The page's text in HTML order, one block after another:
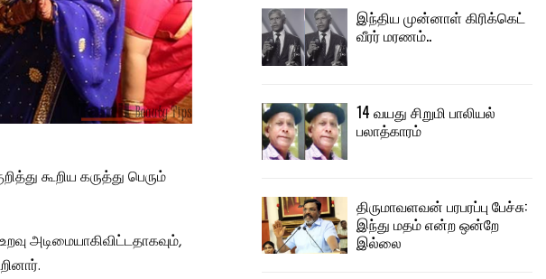
கூறிய கருத்து பெரும்
அடிமையாகிவிட்டதாகவும்,
இந்திய முன்னாள் கிரிக்கெட்
வீரர் மரணம்..
14 வயது சிறுமி பாலியல்
பலாத்காரம்
திருமாவளவன் பரபரப்பு பேச்சு:
இந்து மதம் என்ற ஒன்றே
இல்லை